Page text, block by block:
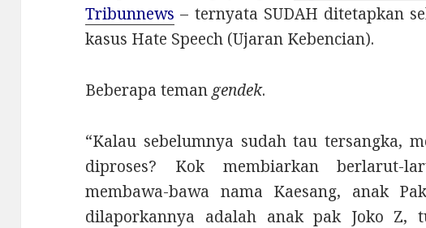
Tribunnews – ternyata SUDAH ditetapkan
kasus Hate Speech (Ujaran Kebencian).
Beberapa teman gendek.
“Kalau sebelumnya sudah tau tersangka,
diproses? Kok membiarkan berlarut-
membawa-bawa nama Kaesang, anak
dilaporkannya adalah anak pak Joko Z,